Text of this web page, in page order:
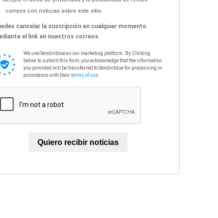
correos con noticias sobre este sitio.
cancelar la suscripción en cualquier momento
el link en nuestros correos.
We use Sendinblue as our marketing platform. By Clicking
below to submit this form, you acknowledge that the information
you provided will be transferred to Sendinblue for processing in
accordance with theirterms of use
Quiero recibir noticias